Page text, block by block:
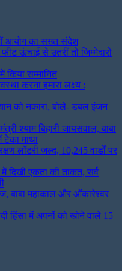
आयोग का सख्त संदेश
ऊंचाई से उतरीं तो जिम्मेदारों
किया सम्मानित
करना हमारा लक्ष्य :
को नकारा, बोले- डबल इंजन
श्याम बिहारी जायसवाल, बाबा
टेका माथा
लॉटरी जल्द, 10,245 वार्डों पर
दिखी एकता की ताकत, सर्व
बाबा महाकाल और ओंकारेश्वर
हिंसा में अपनों को खोने वाले 15